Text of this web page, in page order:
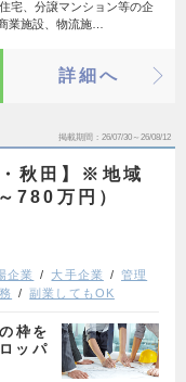
宅、分譲マンション等の企
業施設、物流施…
詳細へ
掲載期間 26/07/30～26/08/12
秋田】※地域
780万円）
企業 大手企業
管理
副業してもOK
枠を
ッパ